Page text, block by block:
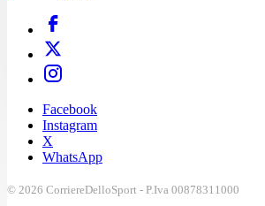
Facebook
Instagram
X
WhatsApp
© 2026 CorriereDelloSport - P.Iva 00878311000